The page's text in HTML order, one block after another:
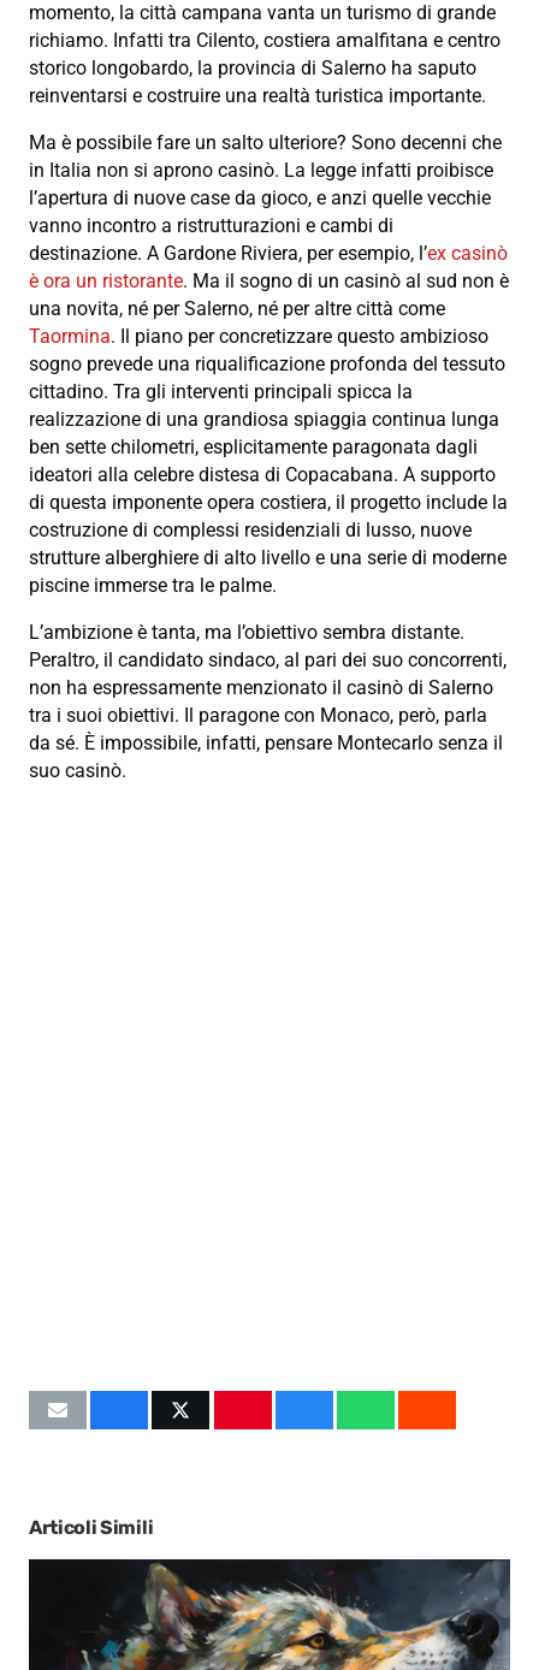
momento, la città campana vanta un turismo di grande
richiamo. Infatti tra Cilento, costiera amalfitana e centro
storico longobardo, la provincia di Salerno ha saputo
reinventarsi e costruire una realtà turistica importante.
Ma è possibile fare un salto ulteriore? Sono decenni che
in Italia non si aprono casinò. La legge infatti proibisce
l’apertura di nuove case da gioco, e anzi quelle vecchie
vanno incontro a ristrutturazioni e cambi di
destinazione. A Gardone Riviera, per esempio, l’ex casinò
è ora un ristorante. Ma il sogno di un casinò al sud non è
una novita, né per Salerno, né per altre città come
Taormina. Il piano per concretizzare questo ambizioso
sogno prevede una riqualificazione profonda del tessuto
cittadino. Tra gli interventi principali spicca la
realizzazione di una grandiosa spiaggia continua lunga
ben sette chilometri, esplicitamente paragonata dagli
ideatori alla celebre distesa di Copacabana. A supporto
di questa imponente opera costiera, il progetto include la
costruzione di complessi residenziali di lusso, nuove
strutture alberghiere di alto livello e una serie di moderne
piscine immerse tra le palme.
L’ambizione è tanta, ma l’obiettivo sembra distante.
Peraltro, il candidato sindaco, al pari dei suo concorrenti,
non ha espressamente menzionato il casinò di Salerno
tra i suoi obiettivi. Il paragone con Monaco, però, parla
da sé. È impossibile, infatti, pensare Montecarlo senza il
suo casinò.
Articoli Simili